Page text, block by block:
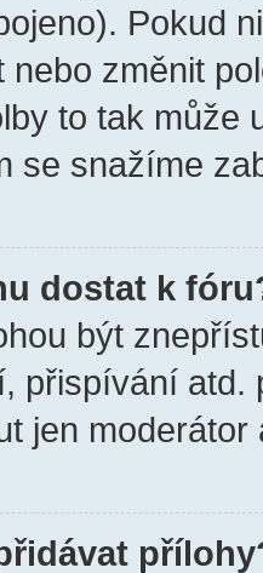
Pokud
nebo změnit
to tak může
se snažíme
dostat k
být
přispívání atd.
jen